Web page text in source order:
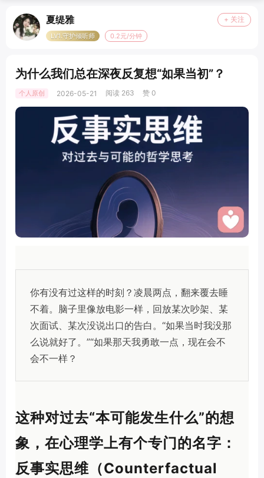
夏缇雅 + 关注
LV1.守护倾听师 0.2元/分钟
为什么我们总在深夜反复想“如果当初”？
个人原创 2026-05-21 阅读 263 赞 0
你有没有过这样的时刻？凌晨两点，翻来覆去睡
不着。脑子里像放电影一样，回放某次吵架、某
次面试、某次没说出口的告白。“如果当时我没那
么说就好了。”“如果那天我勇敢一点，现在会不
会不一样？
这种对过去“本可能发生什么”的想
象，在心理学上有个专门的名字：
反事实思维（Counterfactual